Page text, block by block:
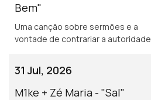
Bem"
Uma canção sobre sermões e a
vontade de contrariar a autoridade.
31 Jul, 2026
M1ke + Zé Maria - "Sal"